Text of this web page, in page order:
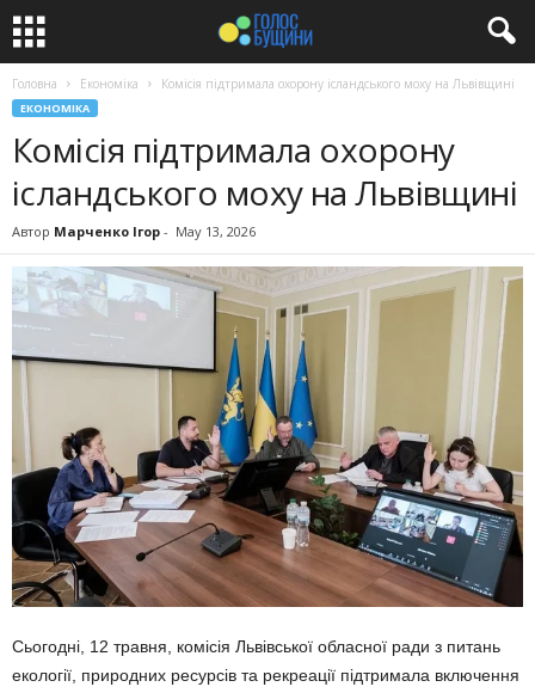
Головна Економіка Комісія підтримала охорону ісландського моху на Львівщині
ЕКОНОМІКА
Комісія підтримала охорону
ісландського моху на Львівщині
Автор Марченко Ігор - May 13, 2026
Сьогодні, 12 травня, комісія Львівської обласної ради з питань
екології, природних ресурсів та рекреації підтримала включення